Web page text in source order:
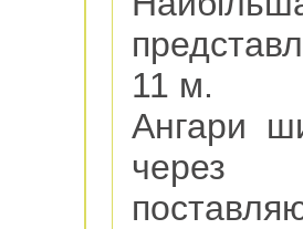
11 м.
Ангари
через